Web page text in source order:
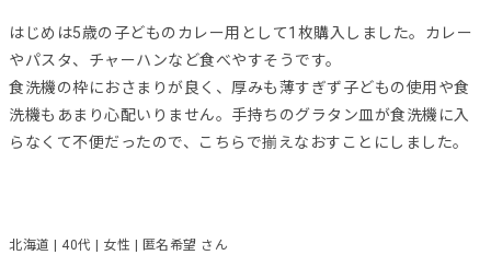
はじめは5歳の子どものカレー用として1枚購入しました。カレー
やパスタ、チャーハンなど食べやすそうです。
食洗機の枠におさまりが良く、厚みも薄すぎず子どもの使用や食
洗機もあまり心配いりません。手持ちのグラタン皿が食洗機に入
らなくて不便だったので、こちらで揃えなおすことにしました。
北海道 | 40代 | 女性 | 匿名希望 さん